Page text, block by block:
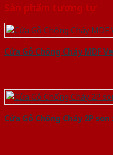
Sản phẩm tương tự
Cửa Gỗ Chống Cháy MDF
Cửa Gỗ Chống Cháy 2P